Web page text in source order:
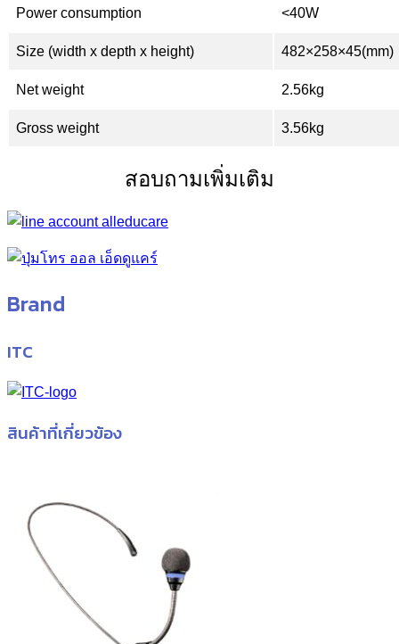
Power consumption <40W
Size (width x depth x height) 482×258×45(mm)
Net weight 2.56kg
Gross weight 3.56kg
สอบถามเพิ่มเติม
Brand
ITC
สินค้าที่เกี่ยวข้อง